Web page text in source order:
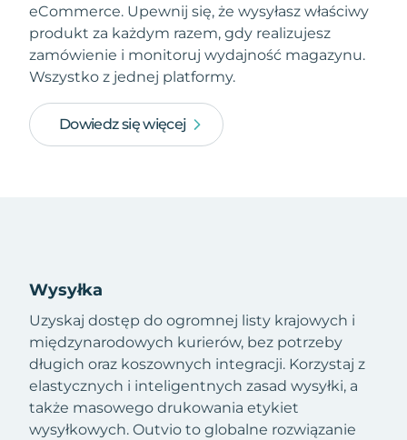
eCommerce. Upewnij się, że wysyłasz właściwy
produkt za każdym razem, gdy realizujesz
zamówienie i monitoruj wydajność magazynu.
Wszystko z jednej platformy.
Dowiedz się więcej
Wysyłka
Uzyskaj dostęp do ogromnej listy krajowych i
międzynarodowych kurierów, bez potrzeby
długich oraz koszownych integracji. Korzystaj z
elastycznych i inteligentnych zasad wysyłki, a
także masowego drukowania etykiet
wysyłkowych. Outvio to globalne rozwiązanie